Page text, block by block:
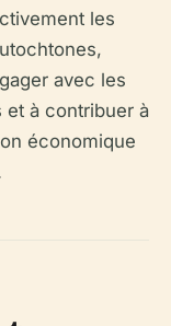
les
avec les
et à contribuer à
économique